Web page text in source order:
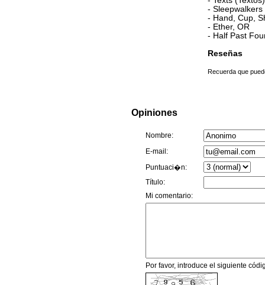
-
- Hand, Cup,
- Ether, OR
- Half Past
Reseñas
Recuerda que
Opiniones
Nombre:
E-mail:
Puntuaci�n:
Título:
Mi comentario:
Por favor, introduce el siguiente